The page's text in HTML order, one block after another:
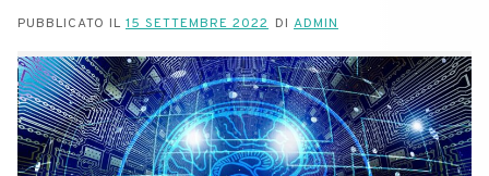
PUBBLICATO IL 15 SETTEMBRE 2022 DI ADMIN